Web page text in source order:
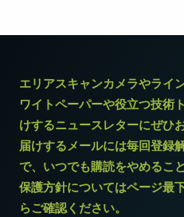
エリアスキャンカメラやライ
ワイトペーパーや役立つ技術
けするニュースレターにぜひ
届けするメールには毎回登録
で、いつでも購読をやめるこ
保護方針についてはページ最
らご確認ください。